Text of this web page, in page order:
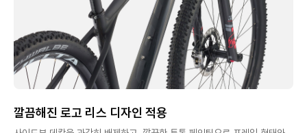
깔끔해진 로고 리스 디자인 적용